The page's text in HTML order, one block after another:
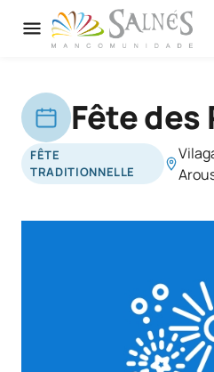
Fête des
FÊTE
TRADITIONNELLE